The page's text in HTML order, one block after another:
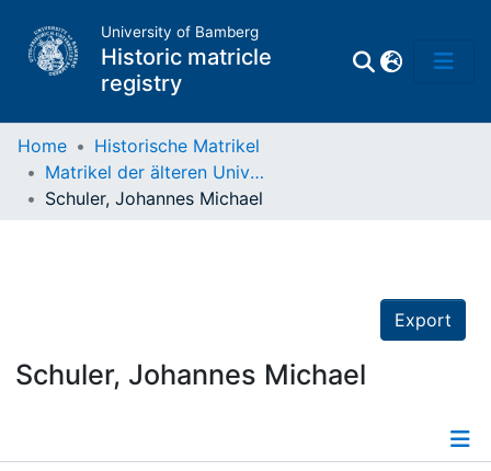
University of Bamberg
Historic matricle
registry
Matrikel
Home
Historische Matrikel
Matrikel der älteren Universität
Schuler, Johannes Michael
Export
Schuler, Johannes Michael